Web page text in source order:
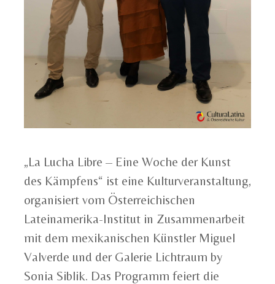
„La Lucha Libre – Eine Woche der Kunst
des Kämpfens“ ist eine Kulturveranstaltung,
organisiert vom Österreichischen
Lateinamerika-Institut in Zusammenarbeit
mit dem mexikanischen Künstler Miguel
Valverde und der Galerie Lichtraum by
Sonia Siblik. Das Programm feiert die